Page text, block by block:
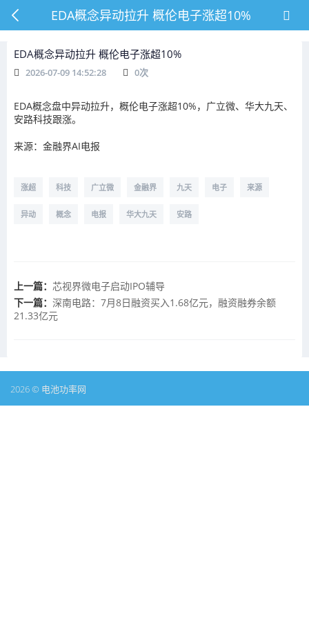
EDA概念异动拉升 概伦电子涨超10%
EDA概念异动拉升 概伦电子涨超10%
2026-07-09 14:52:28 0次
EDA概念盘中异动拉升，概伦电子涨超10%，广立微、华大九天、
安路科技跟涨。
来源：金融界AI电报
涨超 科技 广立微 金融界 九天 电子 来源
异动 概念 电报 华大九天 安路
上一篇： 芯视界微电子启动IPO辅导
下一篇： 深南电路：7月8日融资买入1.68亿元，融资融券余额
21.33亿元
2026 © 电池功率网